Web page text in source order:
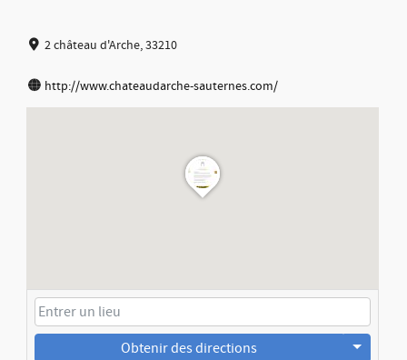
2 château d'Arche, 33210
http://www.chateaudarche-sauternes.com/
Obtenir des directions